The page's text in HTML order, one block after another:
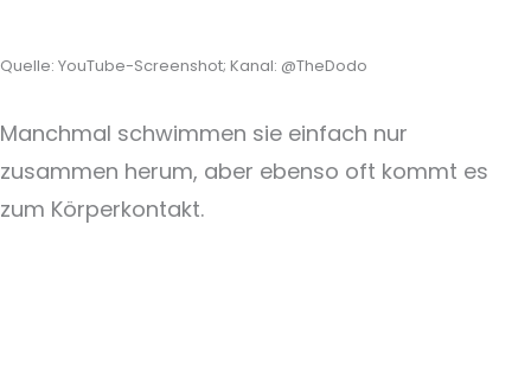
Quelle: YouTube-Screenshot; Kanal: @TheDodo
Manchmal schwimmen sie einfach nur
zusammen herum, aber ebenso oft kommt es
zum Körperkontakt.